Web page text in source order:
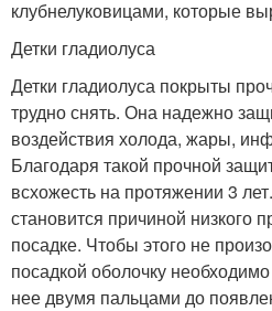
клубнелуковицами, которые
Детки гладиолуса
Детки гладиолуса покрыты
трудно снять. Она надежно
воздействия холода, жары,
Благодаря такой прочной
всхожесть на протяжении 3
становится причиной низкого
посадке. Чтобы этого не
посадкой оболочку
нее двумя пальцами до